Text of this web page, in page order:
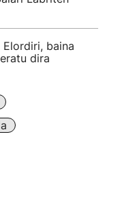
baina
dira